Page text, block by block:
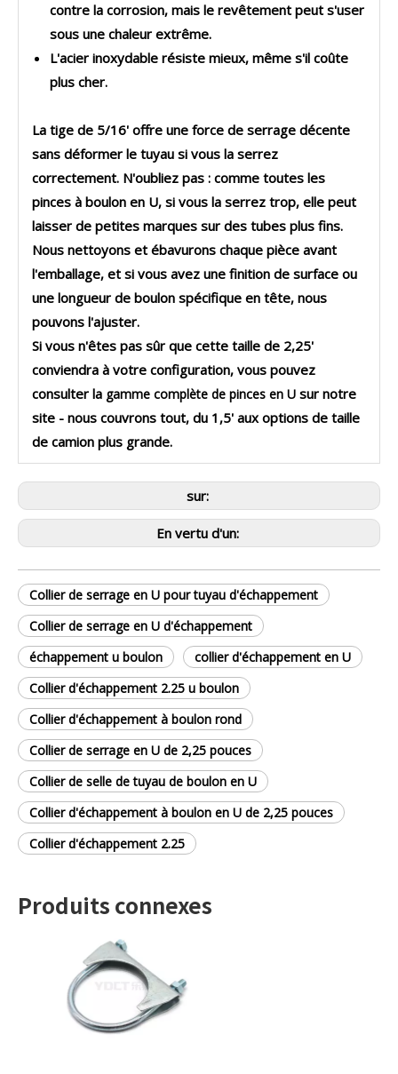
contre la corrosion, mais le revêtement peut s'user
sous une chaleur extrême.
L'acier inoxydable résiste mieux, même s'il coûte
plus cher.
La tige de 5/16' offre une force de serrage décente
sans déformer le tuyau si vous la serrez
correctement. N'oubliez pas : comme toutes les
pinces à boulon en U, si vous la serrez trop, elle peut
laisser de petites marques sur des tubes plus fins.
Nous nettoyons et ébavurons chaque pièce avant
l'emballage, et si vous avez une finition de surface ou
une longueur de boulon spécifique en tête, nous
pouvons l'ajuster.
Si vous n'êtes pas sûr que cette taille de 2,25'
conviendra à votre configuration, vous pouvez
consulter la gamme complète de pinces en U sur notre
site - nous couvrons tout, du 1,5' aux options de taille
de camion plus grande.
sur:
En vertu d'un:
Collier de serrage en U pour tuyau d'échappement
Collier de serrage en U d'échappement
échappement u boulon
collier d'échappement en U
Collier d'échappement 2.25 u boulon
Collier d'échappement à boulon rond
Collier de serrage en U de 2,25 pouces
Collier de selle de tuyau de boulon en U
Collier d'échappement à boulon en U de 2,25 pouces
Collier d'échappement 2.25
Produits connexes